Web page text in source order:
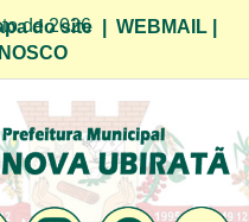
de 2026
do site WEBMAIL